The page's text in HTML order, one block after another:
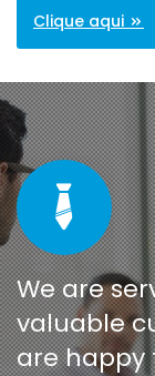
Clique aqui
We are
valuable
are happy